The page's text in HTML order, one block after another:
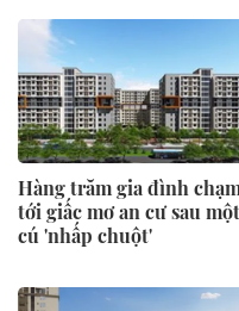
trị thực
Hàng trăm gia đình
tới giấc mơ an cư sau một
cú 'nhấp chuột'